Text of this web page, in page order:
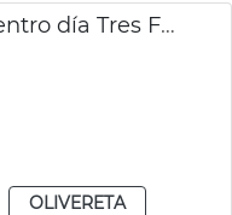
Adjudicación gestión centro día Tres Forques València
OLIVERETA